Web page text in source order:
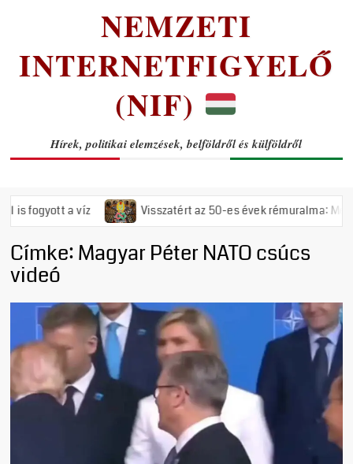
NEMZETI
INTERNETFIGYELŐ
(NIF)
Hírek, politikai elemzések, belföldről és külföldről
a víz Visszatért az 50-es évek rémuralma:
Címke:Magyar Péter NATO csúcs
videó